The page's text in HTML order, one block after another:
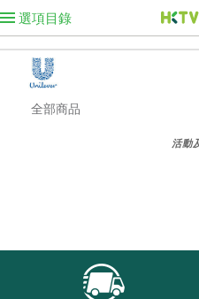
選項目錄
全部商品
活動